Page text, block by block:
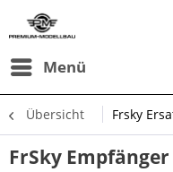
Menü
Übersicht Frsky
FrSky